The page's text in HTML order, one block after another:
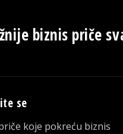
biznis priče
se
koje pokreću biznis